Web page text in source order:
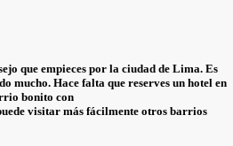
que empieces por la ciudad de Lima. Es
mucho. Hace falta que reserves un hotel en
bonito con
visitar más fácilmente otros barrios